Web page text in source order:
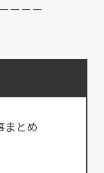
－－－
とめ